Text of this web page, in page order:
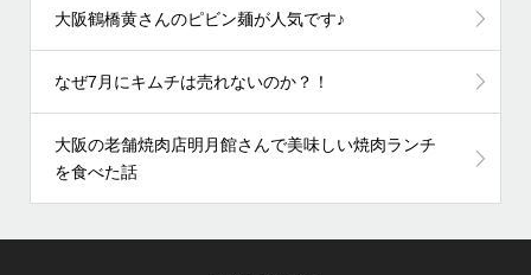
大阪鶴橋黄さんのピビン麺が人気です♪
なぜ7月にキムチは売れないのか？！
大阪の老舗焼肉店明月館さんで美味しい焼肉ランチ
を食べた話